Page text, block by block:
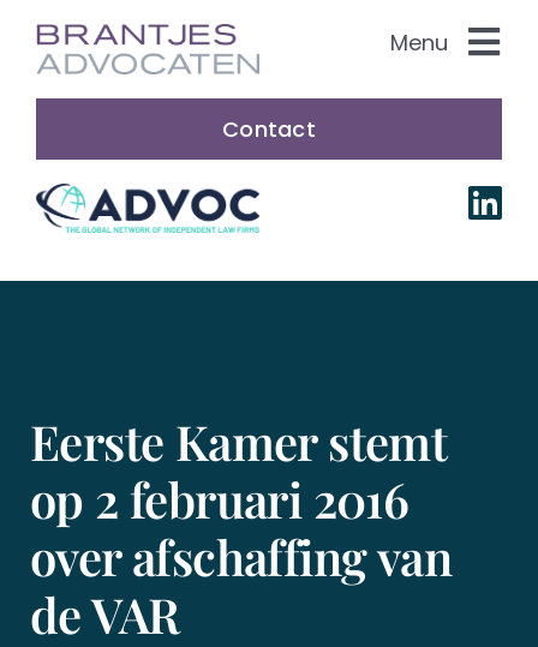
Skip
Menu
Practice Areas
About us
Contact
Eerste Kamer stemt
op 2 februari 2016
over afschaffing van
de VAR